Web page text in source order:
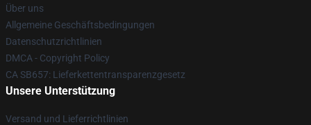
Über uns
Allgemeine Geschäftsbedingungen
Datenschutzrichtlinien
DMCA - Copyright Policy
CA SB657: Lieferkettentransparenzgesetz
Unsere Unterstützung
Versand und Lieferrichtlinien